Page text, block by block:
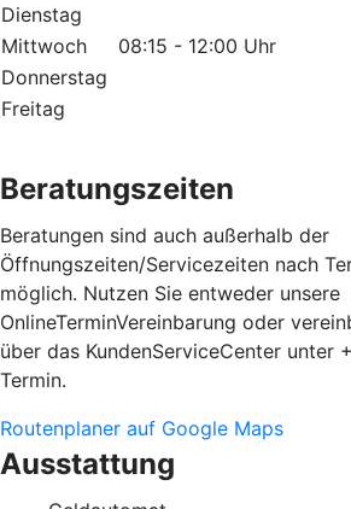
Dienstag
Mittwoch
08:15 - 12:00 Uhr
Donnerstag
Freitag
Beratungszeiten
Beratungen sind auch außerhalb der
Öffnungszeiten/Servicezeiten nach
möglich. Nutzen Sie entweder unsere
OnlineTerminVereinbarung oder
über das KundenServiceCenter unter
Termin.
Routenplaner auf Google Maps
Ausstattung